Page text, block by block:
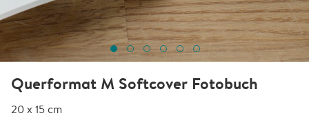
Querformat M Softcover Fotobuch
20 x 15 cm